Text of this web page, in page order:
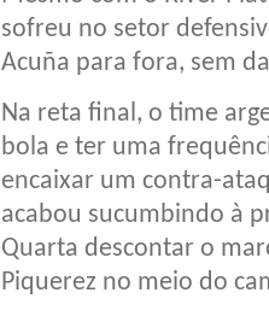
sofreu no setor
Acuña para fora, sem
Na reta final, o time
bola e ter uma
encaixar um contra-
acabou sucumbindo à
Quarta descontar o
Piquerez no meio do